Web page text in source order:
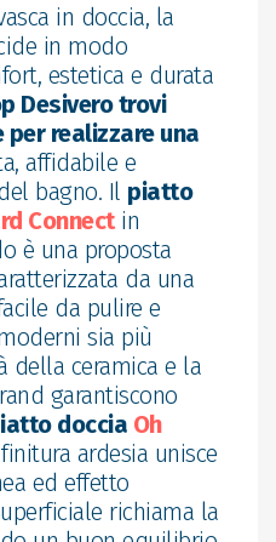
in doccia, la
in modo
estetica e durata
Desivero trovi
realizzare una
affidabile e
bagno. Il piatto
Connectin
è una proposta
da una
da pulire e
sia più
della ceramica e la
garantiscono
doccia Oh
ardesia unisce
ed effetto
richiama la